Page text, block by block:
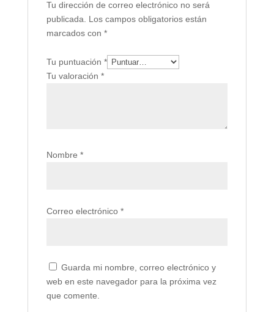
Tu dirección de correo electrónico no será
publicada. Los campos obligatorios están
marcados con *
Tu puntuación *
Tu valoración *
Nombre *
Correo electrónico *
Guarda mi nombre, correo electrónico y
web en este navegador para la próxima vez
que comente.